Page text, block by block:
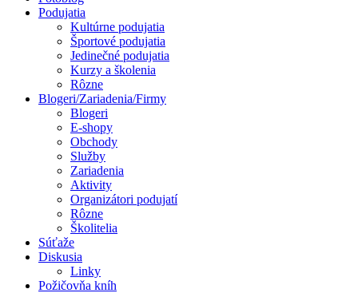
Podujatia
Kultúrne podujatia
Športové podujatia
Jedinečné podujatia
Kurzy a školenia
Rôzne
Blogeri/Zariadenia/Firmy
Blogeri
E-shopy
Obchody
Služby
Zariadenia
Aktivity
Organizátori podujatí
Rôzne
Školitelia
Súťaže
Diskusia
Linky
Požičovňa kníh